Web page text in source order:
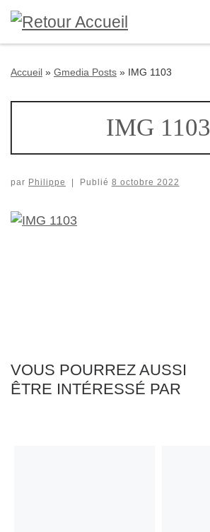
Passer au contenu
Accueil » Gmedia Posts » IMG 1103
IMG 1103
par Philippe Publié 8 octobre 2022
VOUS POURREZ AUSSI
ÊTRE INTÉRESSÉ PAR